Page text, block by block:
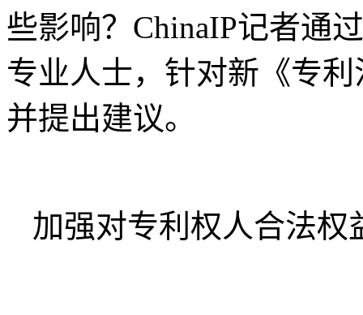
些影响？ChinaIP记者通
专业人士，针对新《专
并提出建议。
加强对专利权人合法权